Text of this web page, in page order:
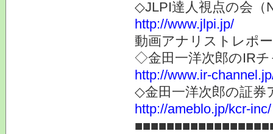
◇JLPI達人視点の会（
http://www.jlpi.jp/
動画アナリストレポ
◇金田一洋次郎のIR
http://www.ir-
◇金田一洋次郎の証券
http://ameblo.jp/kcr-inc/